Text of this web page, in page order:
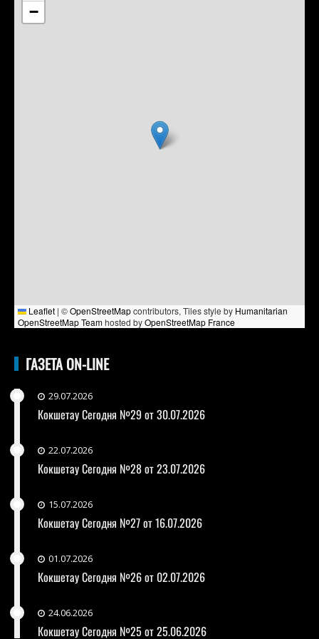
−
Leaflet | ©OpenStreetMapcontributors, Tiles style by Humanitarian
OpenStreetMap Teamhosted byOpenStreetMap France
ГАЗЕТА ON-LINE
29.07.2026
Кокшетау Сегодня №29 от 30.07.2026
22.07.2026
Кокшетау Сегодня №28 от 23.07.2026
15.07.2026
Кокшетау Сегодня №27 от 16.07.2026
01.07.2026
Кокшетау Сегодня №26 от 02.07.2026
24.06.2026
Кокшетау Сегодня №25 от 25.06.2026